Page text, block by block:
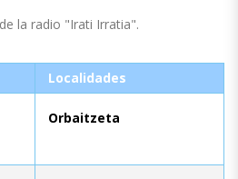
la radio "Irati Irratia".
Localidades
Orbaitzeta